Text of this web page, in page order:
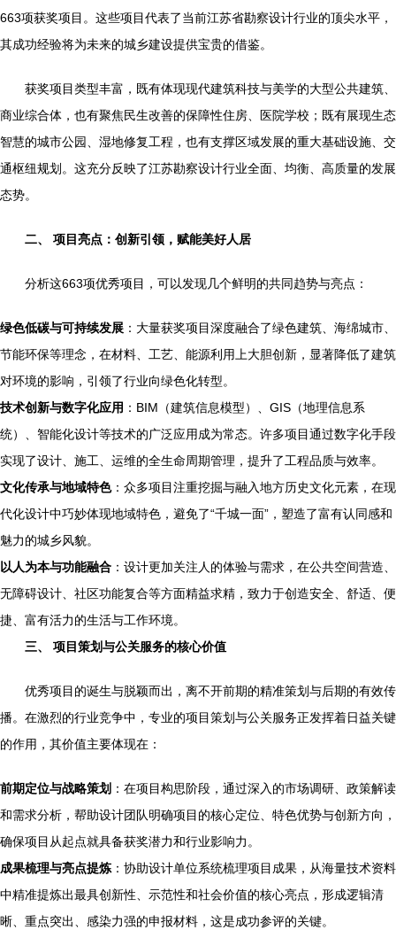
663项获奖项目。这些项目代表了当前江苏省勘察设计行业的顶尖水平，
其成功经验将为未来的城乡建设提供宝贵的借鉴。
获奖项目类型丰富，既有体现现代建筑科技与美学的大型公共建筑、
商业综合体，也有聚焦民生改善的保障性住房、医院学校；既有展现生态
智慧的城市公园、湿地修复工程，也有支撑区域发展的重大基础设施、交
通枢纽规划。这充分反映了江苏勘察设计行业全面、均衡、高质量的发展
态势。
二、 项目亮点：创新引领，赋能美好人居
分析这663项优秀项目，可以发现几个鲜明的共同趋势与亮点：
绿色低碳与可持续发展 ：大量获奖项目深度融合了绿色建筑、海绵城市、
节能环保等理念，在材料、工艺、能源利用上大胆创新，显著降低了建筑
对环境的影响，引领了行业向绿色化转型。
技术创新与数字化应用 ：BIM（建筑信息模型）、GIS（地理信息系
统）、智能化设计等技术的广泛应用成为常态。许多项目通过数字化手段
实现了设计、施工、运维的全生命周期管理，提升了工程品质与效率。
文化传承与地域特色：众多项目注重挖掘与融入地方历史文化元素，在现
代化设计中巧妙体现地域特色，避免了“千城一面”，塑造了富有认同感和
魅力的城乡风貌。
以人为本与功能融合 ：设计更加关注人的体验与需求，在公共空间营造、
无障碍设计、社区功能复合等方面精益求精，致力于创造安全、舒适、便
捷、富有活力的生活与工作环境。
三、 项目策划与公关服务的核心价值
优秀项目的诞生与脱颖而出，离不开前期的精准策划与后期的有效传
播。在激烈的行业竞争中，专业的项目策划与公关服务正发挥着日益关键
的作用，其价值主要体现在：
前期定位与战略策划 ：在项目构思阶段，通过深入的市场调研、政策解读
和需求分析，帮助设计团队明确项目的核心定位、特色优势与创新方向，
确保项目从起点就具备获奖潜力和行业影响力。
成果梳理与亮点提炼 ：协助设计单位系统梳理项目成果，从海量技术资料
中精准提炼出最具创新性、示范性和社会价值的核心亮点，形成逻辑清
晰、重点突出、感染力强的申报材料，这是成功参评的关键。